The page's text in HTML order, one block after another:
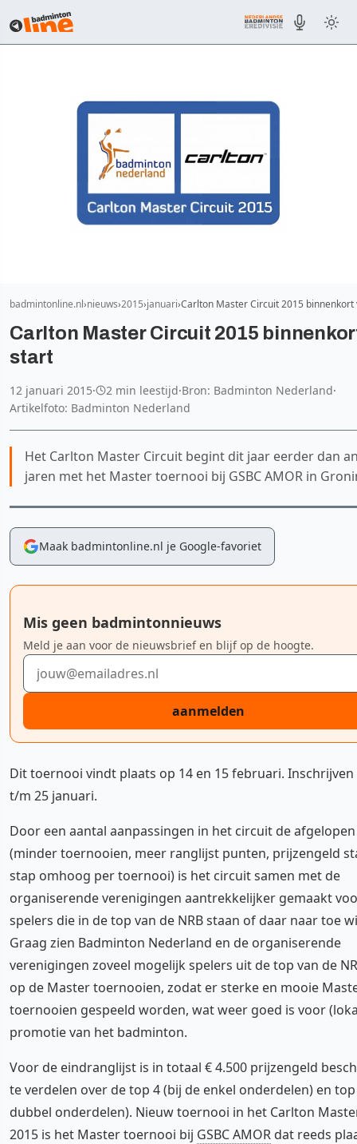
badmintonline.nl nieuws 2015 januari Carlton Master Circuit 2015
Carlton Master Circuit 2015
start
12 januari 2015· 2 min leestijd·Bron: Badminton Nederland·
Artikelfoto: Badminton Nederland
Het Carlton Master Circuit begint dit jaar eerder dan
jaren met het Master toernooi bij GSBC AMOR in
Maak badmintonline.nl je Google-favoriet
Mis geen badmintonnieuws
Meld je aan voor de nieuwsbrief en blijf op de hoogte.
E-mailadres
aanmelden
Dit toernooi vindt plaats op 14 en 15 februari.
t/m 25 januari.
Door een aantal aanpassingen in het circuit de
(minder toernooien, meer ranglijst punten, prijzengeld
stap omhoog per toernooi) is het circuit samen met de
organiserende verenigingen aantrekkelijker gemaakt
spelers die in de top van de NRB staan of daar naar toe
Graag zien Badminton Nederland en de organiserende
verenigingen zoveel mogelijk spelers uit de top van de
op de Master toernooien, zodat er sterke en mooie
toernooien gespeeld worden, wat weer goed is voor
promotie van het badminton.
Voor de eindranglijst is in totaal € 4.500 prijzengeld
te verdelen over de top 4 (bij de enkel onderdelen) en
dubbel onderdelen). Nieuw toernooi in het Carlton
2015 is het Master toernooi bij GSBC AMOR dat reeds